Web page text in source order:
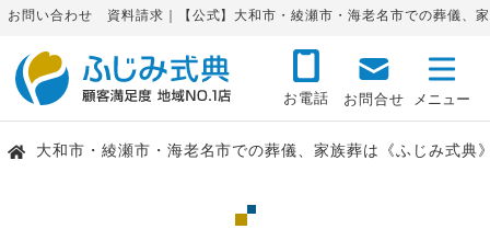
お問い合わせ 資料請求｜【公式】大和市・綾瀬市・海老名市での葬儀、
お電話 お問合せ
大和市・綾瀬市・海老名市での葬儀、家族葬は《ふじみ式典